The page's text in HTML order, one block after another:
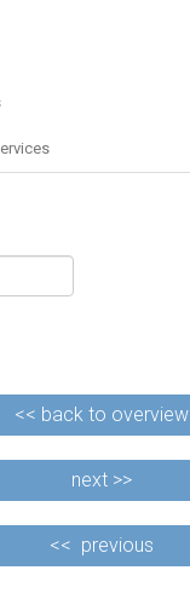
<< back to overview
next >>
<< previous